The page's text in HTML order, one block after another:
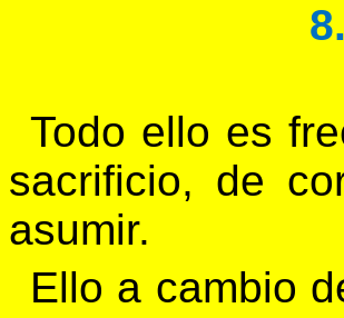
Todo ello es
sacrificio, de
asumir.
Ello a cambio